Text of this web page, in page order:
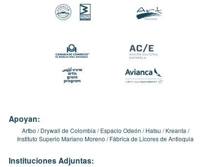
Apoyan:
Artbo Drywall de Colombia Espacio Odeón Hatsu
Kreanta
Instituto Superio Mariano Moreno
Fábrica de Licores de Antioquia
Instituciones Adjuntas: